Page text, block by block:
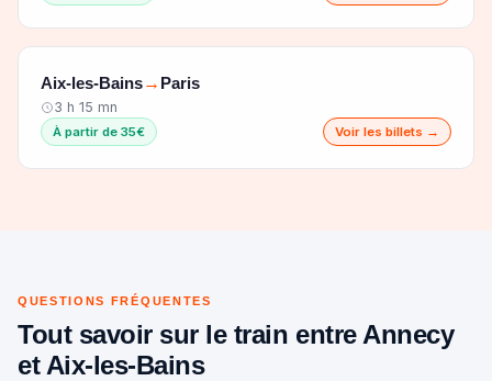
Aix-les-Bains→ Paris
3 h 15 mn
À partir de 35€ Voir les billets →
QUESTIONS FRÉQUENTES
Tout savoir sur le train entre Annecy
et Aix-les-Bains